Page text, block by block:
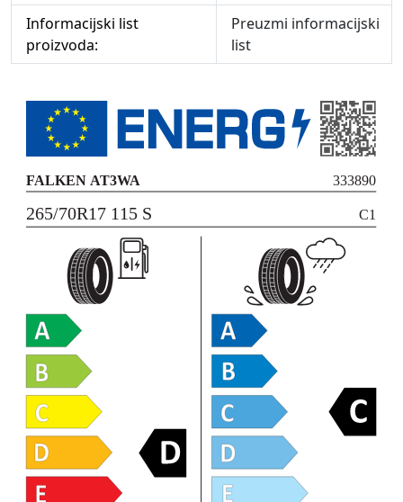
Informacijski list
proizvoda:
Preuzmi informacijski
list